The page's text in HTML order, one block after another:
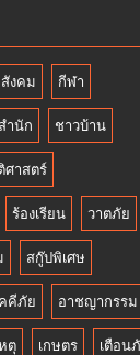
รพี
ศรั
งคม กีฬา
ำนัก ชาวบ้าน
ศาสตร์
ร้องเรียน วาตภัย
สกู๊ปพิเศษ
คีภัย อาชญากรรม
ตุ เกษตร เตือน